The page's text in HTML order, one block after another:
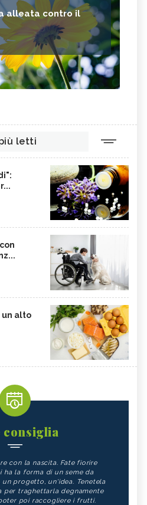
alleata contro il
più letti
un alto
consiglia
con la nascita. Fate fiorire
ha la forma di un seme da
un progetto, un'idea. Tenetela
per traghettarla degnamente
poi raccogliere i frutti.